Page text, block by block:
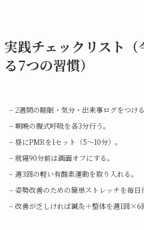
実践チェックリスト（
る7つの習慣）
– 2週間の睡眠・気分・出来事ログをつける
– 朝晩の腹式呼吸を各3分行う。
– 昼にPMRを1セット（5〜10分）。
– 就寝90分前は画面オフにする。
– 週3回の軽い有酸素運動を取り入れる。
– 姿勢改善のための簡単ストレッチを毎日
– 改善が乏しければ鍼灸＋整体を週1回×6